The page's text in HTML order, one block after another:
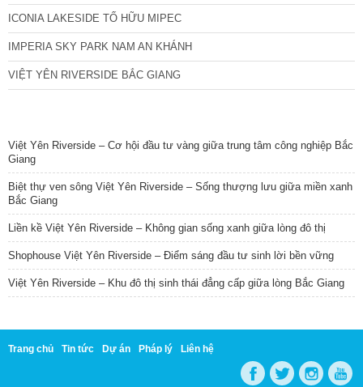
ICONIA LAKESIDE TỐ HỮU MIPEC
IMPERIA SKY PARK NAM AN KHÁNH
VIỆT YÊN RIVERSIDE BẮC GIANG
Việt Yên Riverside – Cơ hội đầu tư vàng giữa trung tâm công nghiệp Bắc
Giang
Biệt thự ven sông Việt Yên Riverside – Sống thượng lưu giữa miền xanh
Bắc Giang
Liền kề Việt Yên Riverside – Không gian sống xanh giữa lòng đô thị
Shophouse Việt Yên Riverside – Điểm sáng đầu tư sinh lời bền vững
Việt Yên Riverside – Khu đô thị sinh thái đẳng cấp giữa lòng Bắc Giang
Trang chủ Tin tức Dự án Pháp lý Liên hệ